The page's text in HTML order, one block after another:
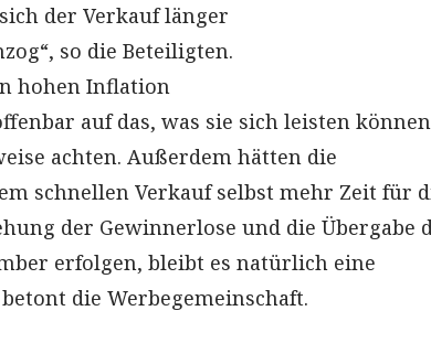
der Verkauf länger
so die Beteiligten.
hohen Inflation
auf das, was sie sich leisten
achten. Außerdem hätten die
schnellen Verkauf selbst mehr Zeit für
der Gewinnerlose und die Übergabe
erfolgen, bleibt es natürlich eine
die Werbegemeinschaft.